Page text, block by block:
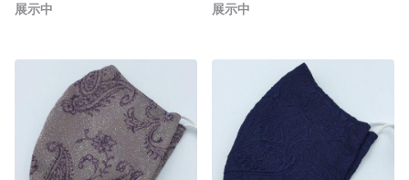
展示中
展示中